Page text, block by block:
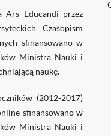
Ars Educandi przez
Czasopism
sfinansowano w
Ministra Nauki i
naukę.
(2012-2017)
sfinansowano w
Ministra Nauki i